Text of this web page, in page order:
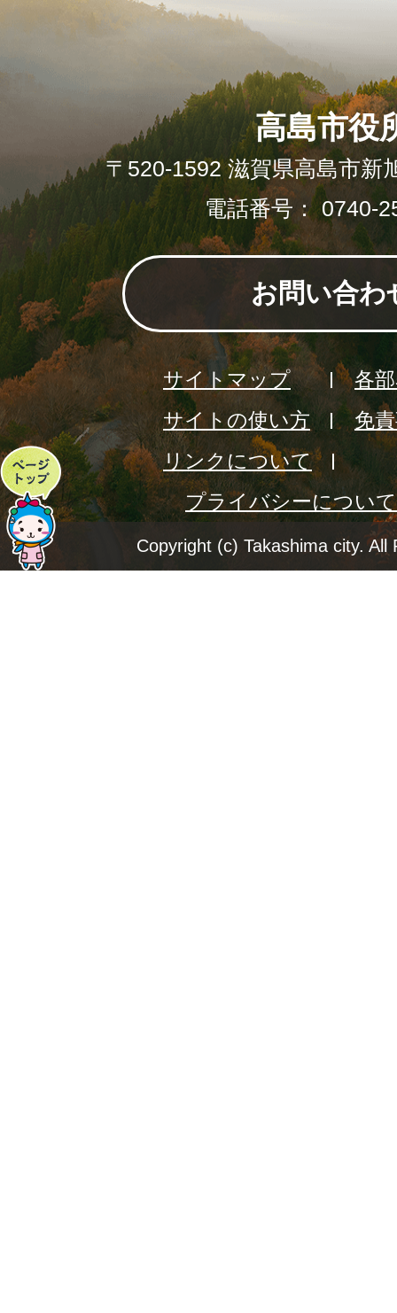
ペ
ー
ジ
高島市役
〒520-1592 滋賀県高島市新
電話番号： 0740-
お問い合わ
サイトマップ
各
サイトの使い方
免
リンクについて
プライバシーについて
Copyright (c) Takashima city. All